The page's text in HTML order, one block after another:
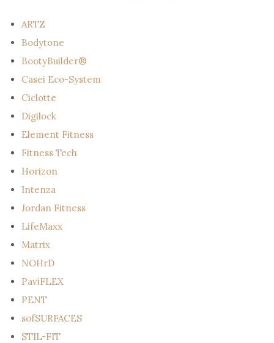
ARTZ
Bodytone
BootyBuilder®
Casei Eco-System
Ciclotte
Digilock
Element Fitness
Fitness Tech
Horizon
Intenza
Jordan Fitness
LifeMaxx
Matrix
NOHrD
PaviFLEX
PENT
sofSURFACES
STIL-FIT